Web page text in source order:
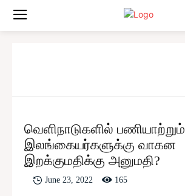
வெளிநாடுகளில் பணியாற்றும்
இலங்கையர்களுக்கு வாகன
இறக்குமதிக்கு அனுமதி?
June 23, 2022 165